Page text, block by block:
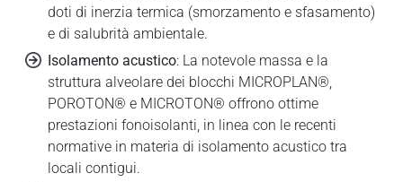
doti di inerzia termica (smorzamento e sfasamento)
e di salubrità ambientale.
Isolamento acustico: La notevole massa e la
struttura alveolare dei blocchi MICROPLAN®,
POROTON® e MICROTON® offrono ottime
prestazioni fonoisolanti, in linea con le recenti
normative in materia di isolamento acustico tra
locali contigui.